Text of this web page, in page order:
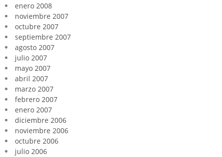
enero 2008
noviembre 2007
octubre 2007
septiembre 2007
agosto 2007
julio 2007
mayo 2007
abril 2007
marzo 2007
febrero 2007
enero 2007
diciembre 2006
noviembre 2006
octubre 2006
julio 2006